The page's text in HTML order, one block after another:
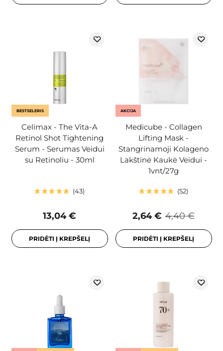
BESTSELERIS
Celimax - The Vita-A
Retinol Shot Tightening
Serum - Serumas Veidui
su Retinoliu - 30ml
43
13,04 €
PRIDĖTI Į KREPŠELĮ
AKCIJA
Medicube - Collagen
Lifting Mask -
Stangrinamoji Kolageno
Lakštinė Kaukė Veidui -
1vnt/27g
52
4,40 €
2,64 €
PRIDĖTI Į KREPŠELĮ